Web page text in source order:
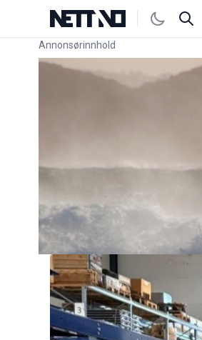
Annonsørinnhold
Link for annonse